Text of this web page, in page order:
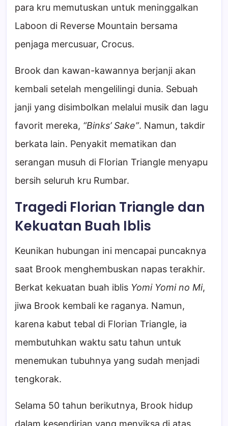
para kru memutuskan untuk meninggalkan
Laboon di Reverse Mountain bersama
penjaga mercusuar, Crocus.
Brook dan kawan-kawannya berjanji akan
kembali setelah mengelilingi dunia. Sebuah
janji yang disimbolkan melalui musik dan lagu
favorit mereka, “Binks’ Sake”. Namun, takdir
berkata lain. Penyakit mematikan dan
serangan musuh di Florian Triangle menyapu
bersih seluruh kru Rumbar.
Tragedi Florian Triangle dan
Kekuatan Buah Iblis
Keunikan hubungan ini mencapai puncaknya
saat Brook menghembuskan napas terakhir.
Berkat kekuatan buah iblis Yomi Yomi no Mi,
jiwa Brook kembali ke raganya. Namun,
karena kabut tebal di Florian Triangle, ia
membutuhkan waktu satu tahun untuk
menemukan tubuhnya yang sudah menjadi
tengkorak.
Selama 50 tahun berikutnya, Brook hidup